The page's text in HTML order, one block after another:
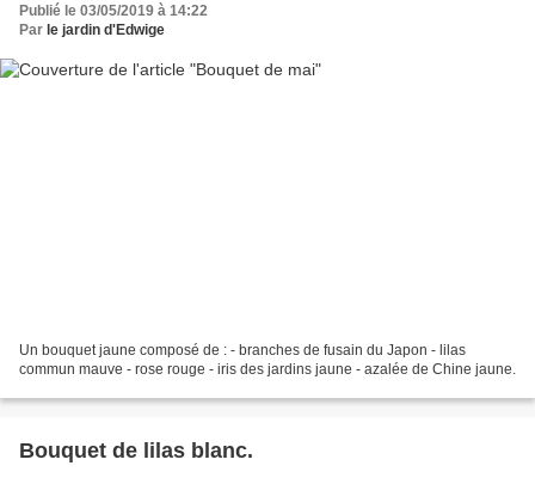
Publié le 03/05/2019 à 14:22
Par le jardin d'Edwige
Un bouquet jaune composé de : - branches de fusain du Japon - lilas
commun mauve - rose rouge - iris des jardins jaune - azalée de Chine jaune.
Bouquet de lilas blanc.